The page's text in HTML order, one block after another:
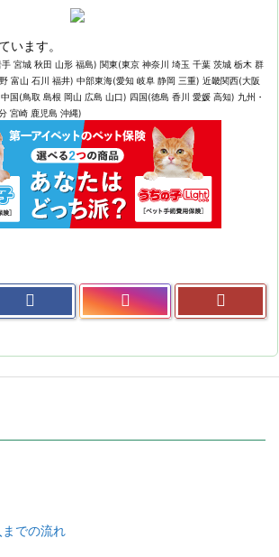
います。
宮城 秋田 山形 福島) 関東(東京 神奈川 埼玉 千葉 茨城 栃木 群
富山 石川 福井) 中部東海(愛知 岐阜 静岡 三重) 近畿関西(大阪
国(鳥取 島根 岡山 広島 山口) 四国(徳島 香川 愛媛 高知) 九州・
宮崎 鹿児島 沖縄)
での流れ